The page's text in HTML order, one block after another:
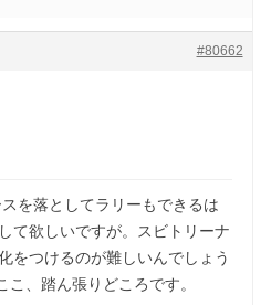
#80662
を落としてラリーもできるは
て欲しいですが。スビトリーナ
をつけるのが難しいんでしょう
、踏ん張りどころです。